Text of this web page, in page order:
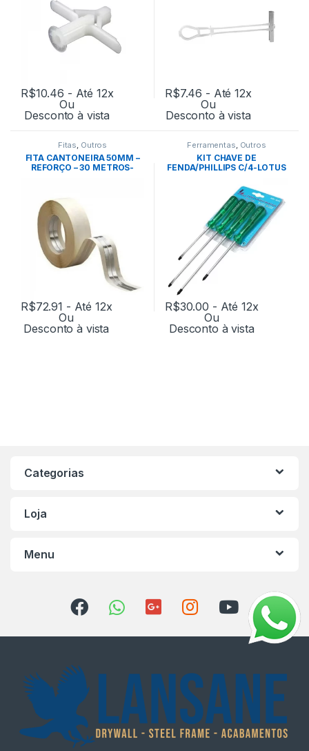
R$10.46 - Até 12x
Ou
Desconto à vista
R$7.46 - Até 12x
Ou
Desconto à vista
Fitas, Outros
FITA CANTONEIRA 50MM –
REFORÇO – 30 METROS-
R$72.91 - Até 12x
Ou
Desconto à vista
Ferramentas, Outros
KIT CHAVE DE
FENDA/PHILLIPS C/4-LOTUS
R$30.00 - Até 12x
Ou
Desconto à vista
Categorias
Loja
Menu